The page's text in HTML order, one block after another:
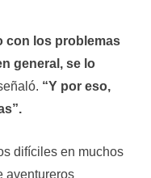
con los problemas
general, se lo
“Y por eso,
difíciles en muchos
aventureros